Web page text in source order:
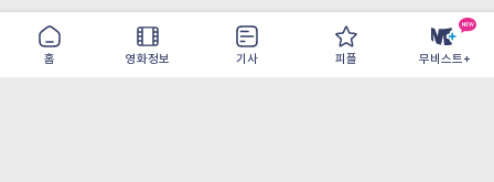
홈 영화정보 기사 피플 무비스트+